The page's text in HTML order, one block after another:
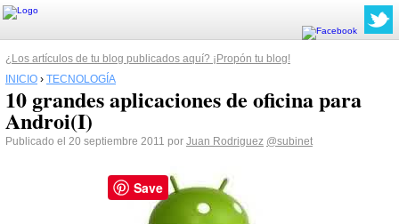
¿Los artículos de tu blog publicados aquí? ¡Propón tu blog!
INICIO › TECNOLOGÍA
10 grandes aplicaciones de oficina para
Androi(I)
Publicado el 20 septiembre 2011 por Juan Rodriguez @subinet
Save